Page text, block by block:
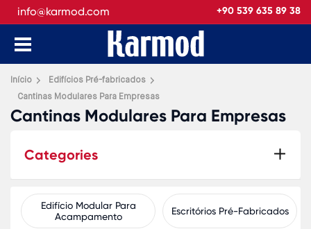
info@karmod.com +90 539 635 89 38
Início
Edifícios Pré-fabricados
Cantinas Modulares Para Empresas
Cantinas Modulares Para Empresas
Categories
Edifício Modular Para
Acampamento
Escritórios Pré-Fabricados